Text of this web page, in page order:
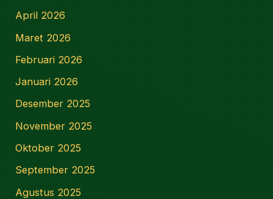
April 2026
Maret 2026
Februari 2026
Januari 2026
Desember 2025
November 2025
Oktober 2025
September 2025
Agustus 2025